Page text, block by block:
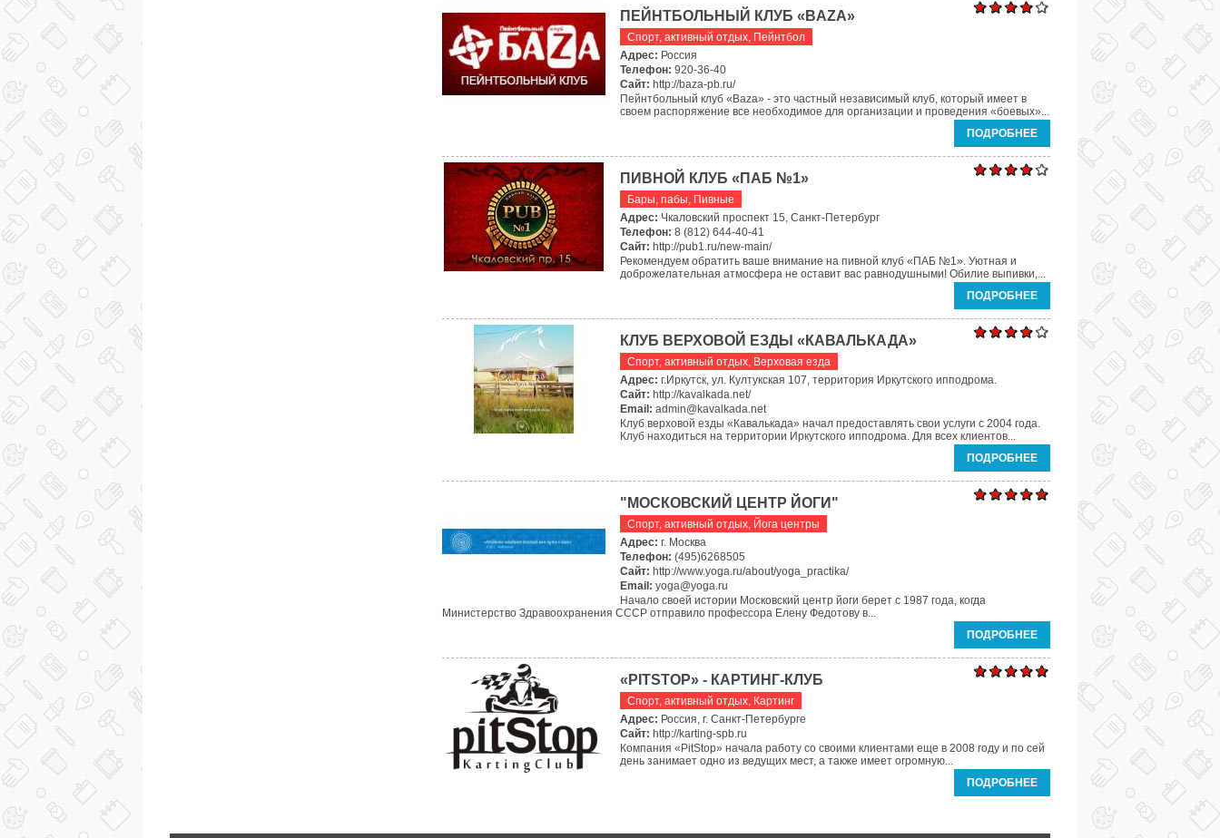
ПЕЙНТБОЛЬНЫЙ КЛУБ «BAZA»
Спорт, активный отдых, Пейнтбол
Адрес: Россия
Телефон: 920-36-40
Сайт: http://baza-pb.ru/
Пейнтбольный клуб «Baza» - это частный независимый клуб, который имеет в
своем распоряжение все необходимое для организации и проведения «боевых»...
ПОДРОБНЕЕ
ПИВНОЙ КЛУБ «ПАБ №1»
Бары, пабы, Пивные
Адрес: Чкаловский проспект 15, Санкт-Петербург
Телефон: 8 (812) 644-40-41
Сайт: http://pub1.ru/new-main/
Рекомендуем обратить ваше внимание на пивной клуб «ПАБ №1». Уютная и
доброжелательная атмосфера не оставит вас равнодушными! Обилие выпивки,...
ПОДРОБНЕЕ
КЛУБ ВЕРХОВОЙ ЕЗДЫ «КАВАЛЬКАДА»
Спорт, активный отдых, Верховая езда
Адрес: г.Иркутск, ул. Култукская 107, территория Иркутского ипподрома.
Сайт: http://kavalkada.net/
Email: admin@kavalkada.net
Клуб верховой езды «Кавалькада» начал предоставлять свои услуги с 2004 года.
Клуб находиться на территории Иркутского ипподрома. Для всех клиентов...
ПОДРОБНЕЕ
"МОСКОВСКИЙ ЦЕНТР ЙОГИ"
Спорт, активный отдых, Йога центры
Адрес: г. Москва
Телефон: (495)6268505
Сайт: http://www.yoga.ru/about/yoga_practika/
Email: yoga@yoga.ru
Начало своей истории Московский центр йоги берет с 1987 года, когда
Министерство Здравоохранения СССР отправило профессора Елену Федотову в...
ПОДРОБНЕЕ
«PITSTOP» - КАРТИНГ-КЛУБ
Спорт, активный отдых, Картинг
Адрес: Россия, г. Санкт-Петербурге
Сайт: http://karting-spb.ru
Компания «PitStop» начала работу со своими клиентами еще в 2008 году и по сей
день занимает одно из ведущих мест, а также имеет огромную...
ПОДРОБНЕЕ